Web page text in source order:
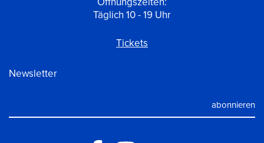
Täglich 10 - 19 Uhr
Tickets
Newsletter